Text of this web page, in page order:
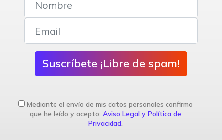
Suscríbete ¡Libre de spam!
Mediante el envío de mis datos personales confirmo
que he leído y acepto: Aviso Legal y Política de
Privacidad.